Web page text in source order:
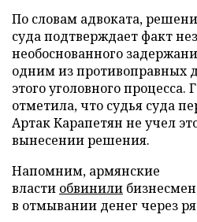
По словам адвоката,
суда подтверждает факт
необоснованного
одним из противоправных
этого уголовного процесса.
отметила, что судья суда
Артак Карапетян не учел
вынесении решения.
Напомним, армянские
власти обвинили
в отмывании денег через